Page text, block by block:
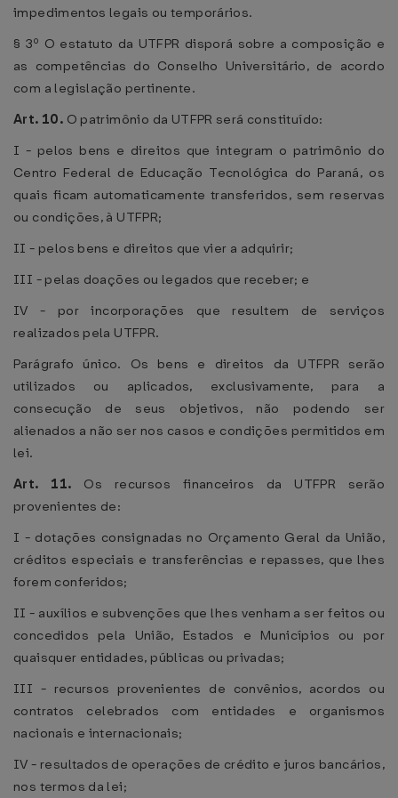
impedimentos legais ou temporários.
§ 3º O estatuto da UTFPR disporá sobre a composição e
as competências do Conselho Universitário, de acordo
com a legislação pertinente.
Art. 10. O patrimônio da UTFPR será constituído:
I - pelos bens e direitos que integram o patrimônio do
Centro Federal de Educação Tecnológica do Paraná, os
quais ficam automaticamente transferidos, sem reservas
ou condições, à UTFPR;
II - pelos bens e direitos que vier a adquirir;
III - pelas doações ou legados que receber; e
IV - por incorporações que resultem de serviços
realizados pela UTFPR.
Parágrafo único. Os bens e direitos da UTFPR serão
utilizados ou aplicados, exclusivamente, para a
consecução de seus objetivos, não podendo ser
alienados a não ser nos casos e condições permitidos em
lei.
Art. 11. Os recursos financeiros da UTFPR serão
provenientes de:
I - dotações consignadas no Orçamento Geral da União,
créditos especiais e transferências e repasses, que lhes
forem conferidos;
II - auxílios e subvenções que lhes venham a ser feitos ou
concedidos pela União, Estados e Municípios ou por
quaisquer entidades, públicas ou privadas;
III - recursos provenientes de convênios, acordos ou
contratos celebrados com entidades e organismos
nacionais e internacionais;
IV - resultados de operações de crédito e juros bancários,
nos termos da lei;